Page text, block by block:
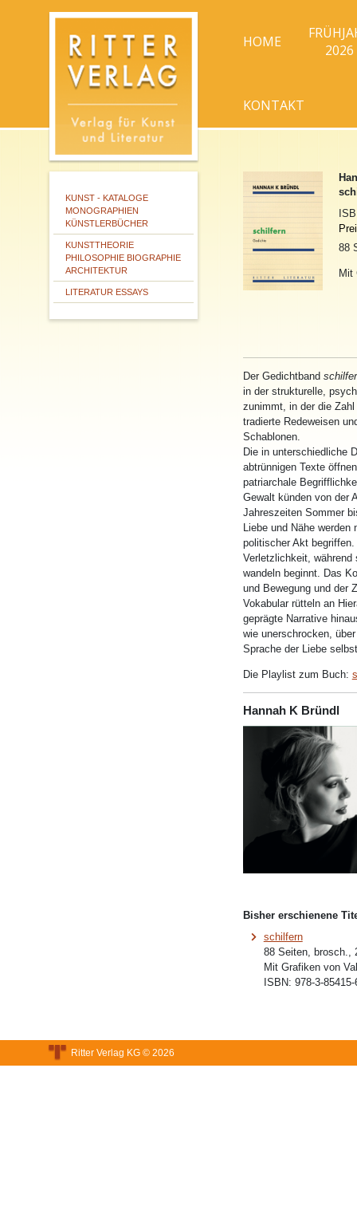
HOME
2026
KONTAKT
KUNST - KATALOGE
MONOGRAPHIEN
KÜNSTLERBÜCHER
KUNSTTHEORIE
PHILOSOPHIE BIOGRAPHIE
ARCHITEKTUR
LITERATUR ESSAYS
88
Mit
Der Gedichtband
in der strukturelle,
zunimmt, in der die
tradierte Redeweisen
Schablonen.
Die in unterschiedliche
abtrünnigen Texte
patriarchale
Gewalt künden von der
Jahreszeiten Sommer
Liebe und Nähe
politischer Akt
Verletzlichkeit,
wandeln beginnt. Das
und Bewegung und der
Vokabular rütteln an
geprägte Narrative
wie unerschrocken,
Sprache der Liebe
Die Playlist zum Buch:
Hannah K Bründl
Bisher erschienene
schilfern
88 Seiten, brosch.,
Mit Grafiken von
ISBN: 978-3-85415-
Ritter Verlag KG © 2026